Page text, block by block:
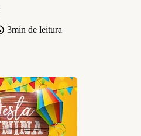
3min de leitura